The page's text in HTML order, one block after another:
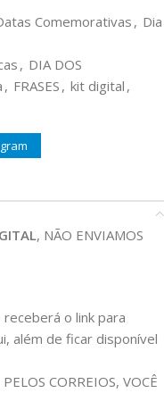
Comemorativas, Dia
, DIA DOS
, FRASES , kit digital ,
, NÃO ENVIAMOS
o link para
além de ficar disponível
CORREIOS, VOCÊ